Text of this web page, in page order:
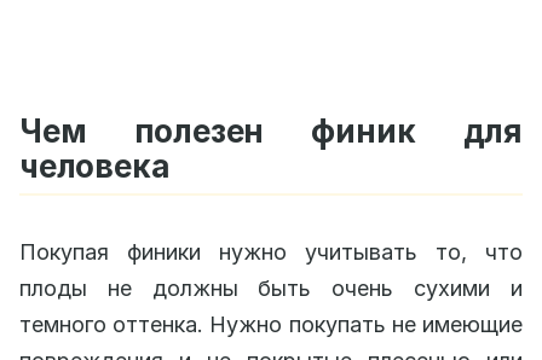
Чем полезен финик для
человека
Покупая финики нужно учитывать то, что
плоды не должны быть очень сухими и
темного оттенка. Нужно покупать не имеющие